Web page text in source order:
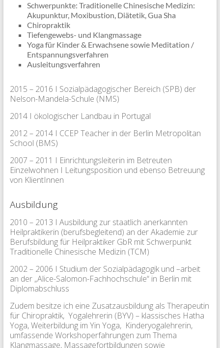
Schwerpunkte: Traditionelle Chinesische Medizin:
Akupunktur, Moxibustion, Diätetik, Gua Sha
Chiropraktik
Tiefengewebs- und Klangmassage
Yoga für Kinder & Erwachsene sowie Meditation /
Entspannungsverfahren
Ausleitungsverfahren
2015 – 2016 I Sozialpädagogischer Bereich (SPB) der
Nelson-Mandela-Schule (NMS)
2014 I ökologischer Landbau in Portugal
2012 – 2014 I CCEP Teacher in der Berlin Metropolitan
School (BMS)
2007 – 2011 I Einrichtungsleiterin im Betreuten
Einzelwohnen I Leitungsposition und ebenso Betreuung
von KlientInnen
Ausbildung
2010 – 2013 I Ausbildung zur staatlich anerkannten
Heilpraktikerin (berufsbegleitend) an der Akademie zur
Berufsbildung für Heilpraktiker GbR mit Schwerpunkt
Traditionelle Chinesische Medizin (TCM)
2002 – 2006 I Studium der Sozialpädagogik und –arbeit
an der „Alice-Salomon-Fachhochschule“ in Berlin mit
Diplomabschluss
Zudem besitze ich eine Zusatzausbildung als Therapeutin
für Chiropraktik, Yogalehrerin (BYV) – klassisches Hatha
Yoga, Weiterbildung im Yin Yoga, Kinderyogalehrerin,
umfassende Workshoperfahrungen zum Thema
Klangmassage, Massagefortbildungen sowie